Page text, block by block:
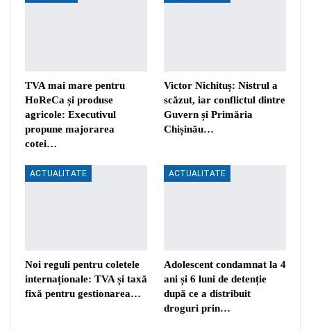
TVA mai mare pentru
HoReCa și produse
agricole: Executivul
propune majorarea
cotei…
Victor Nichituș: Nistrul a
scăzut, iar conflictul dintre
Guvern și Primăria
Chișinău…
ACTUALITATE
Noi reguli pentru coletele
internaționale: TVA și taxă
fixă pentru gestionarea…
ACTUALITATE
Adolescent condamnat la 4
ani și 6 luni de detenție
după ce a distribuit
droguri prin…